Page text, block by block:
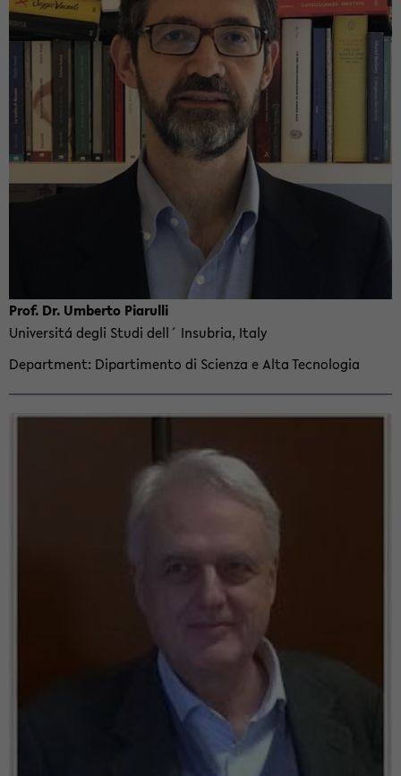
Prof. Dr. Um­berto Pi­arulli
Uni­ver­sitá degli Studi dell´ In­sub­ria, Italy
De­part­ment Di­par­ti­mento di Scienza e Alta Tec­nolo­gia